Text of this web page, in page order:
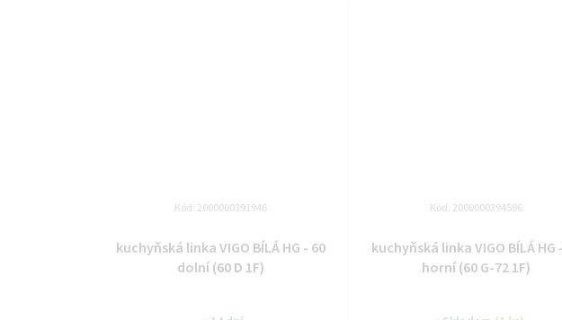
kuchyňská linka VIGO BÍLÁ HG - 60
dolní (60 D 1F)
Kód: 2000000391946
kuchyňská linka VIGO BÍLÁ HG
horní (60 G-72 1F)
Kód: 2000000394596